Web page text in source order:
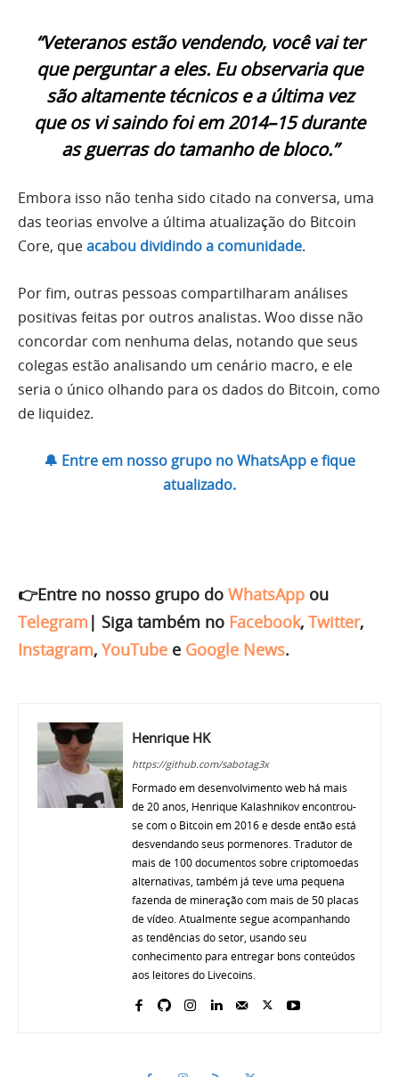
“Veteranos estão vendendo, você vai ter
que perguntar a eles. Eu observaria que
são altamente técnicos e a última vez
que os vi saindo foi em 2014–15 durante
as guerras do tamanho de bloco.”
Embora isso não tenha sido citado na conversa, uma
das teorias envolve a última atualização do Bitcoin
Core, queacabou dividindo a comunidade.
Por fim, outras pessoas compartilharam análises
positivas feitas por outros analistas. Woo disse não
concordar com nenhuma delas, notando que seus
colegas estão analisando um cenário macro, e ele
seria o único olhando para os dados do Bitcoin, como
de liquidez.
🔔 Entre em nosso grupo no WhatsApp e fique
atualizado.
👉Entre no nosso grupo do WhatsApp ou
Telegram | Siga também no Facebook, Twitter,
Instagram, YouTube e Google News.
Henrique HK
https://github.com/sabotag3x
Formado em desenvolvimento web há mais
de 20 anos, Henrique Kalashnikov encontrou-
se com o Bitcoin em 2016 e desde então está
desvendando seus pormenores. Tradutor de
mais de 100 documentos sobre criptomoedas
alternativas, também já teve uma pequena
fazenda de mineração com mais de 50 placas
de vídeo. Atualmente segue acompanhando
as tendências do setor, usando seu
conhecimento para entregar bons conteúdos
aos leitores do Livecoins.